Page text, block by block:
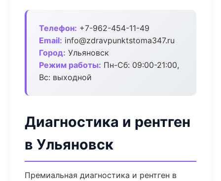
Телефон: +7-962-454-11-49
Email: info@zdravpunktstoma347.ru
Город: Ульяновск
Режим работы: Пн-Сб: 09:00-21:00,
Вс: выходной
Диагностика и рентген
в Ульяновск
Премиальная диагностика и рентген в